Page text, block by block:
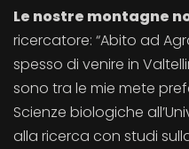
Le nostre montagne
ricercatore: “Abito ad
spesso di venire in
sono tra le mie mete
Scienze biologiche
alla ricerca con studi